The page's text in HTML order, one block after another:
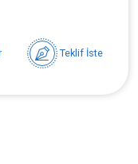
üç sıralı Teklif İste